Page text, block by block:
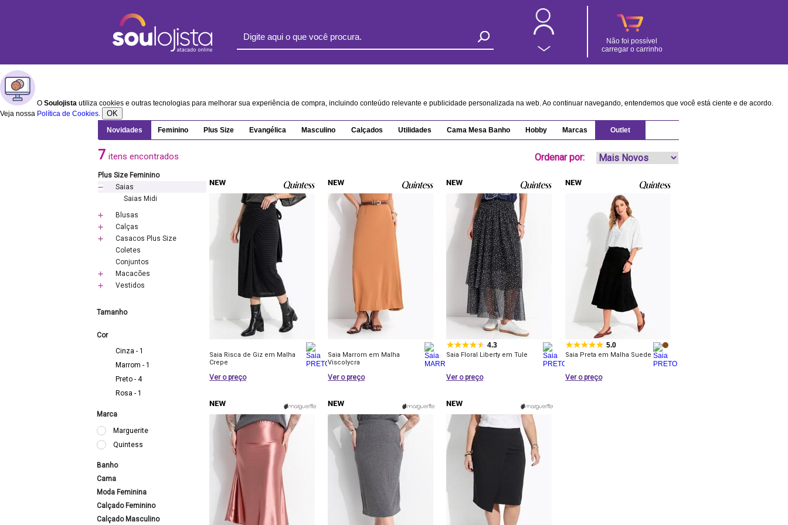
Não foi possível
carregar o carrinho
O Soulojista utiliza cookies e outras tecnologias para melhorar sua experiência de compra, incluindo conteúdo relevante e publicidade personalizada na web. Ao continuar navegando, entendemos que você está ciente e de acordo.
Veja nossa Política de Cookies. OK
Novidades Feminino Plus Size Evangélica Masculino Calçados Utilidades Cama Mesa Banho Hobby Marcas Outlet
7 itens encontrados Ordenar por:
Plus Size Feminino
Saias
Saias Midi
Blusas
Calças
Casacos Plus Size
Coletes
Conjuntos
Macacões
Vestidos
Tamanho
Cor
Cinza - 1
Marrom - 1
Preto - 4
Rosa - 1
Marca
Marguerite
Quintess
Banho
Cama
Moda Feminina
Calçado Feminino
Calçado Masculino
Saia Risca de Giz em Malha
Crepe
Ver o preço
Saia Marrom em Malha
Viscolycra
Ver o preço
4.3
Saia Floral Liberty em Tule
Ver o preço
5.0
Saia Preta em Malha Suede
Ver o preço